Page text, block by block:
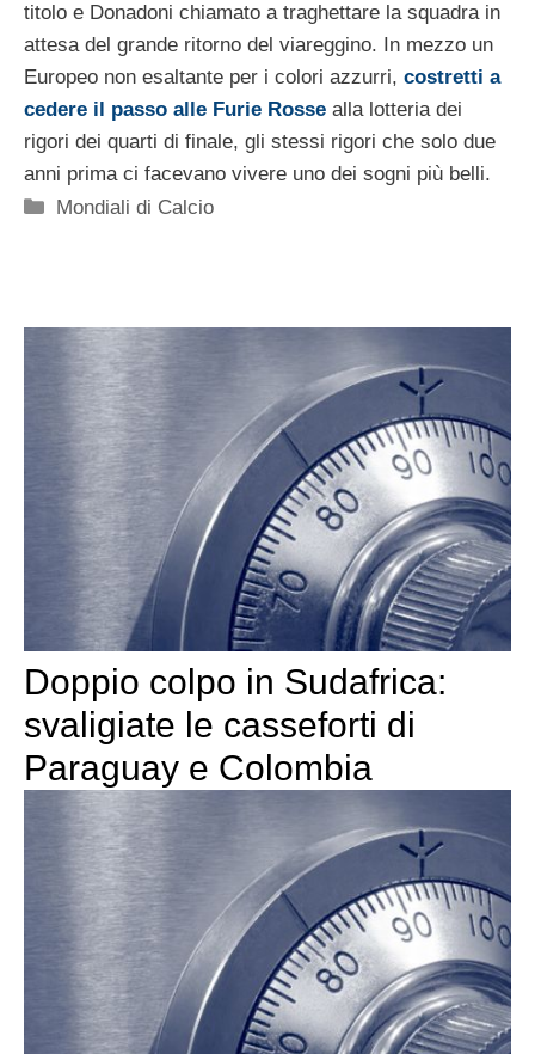
titolo e Donadoni chiamato a traghettare la squadra in
attesa del grande ritorno del viareggino. In mezzo un
Europeo non esaltante per i colori azzurri, costretti a
cedere il passo alle Furie Rosse alla lotteria dei
rigori dei quarti di finale, gli stessi rigori che solo due
anni prima ci facevano vivere uno dei sogni più belli.
Categorie
Mondiali di Calcio
Doppio colpo in Sudafrica:
svaligiate le casseforti di
Paraguay e Colombia